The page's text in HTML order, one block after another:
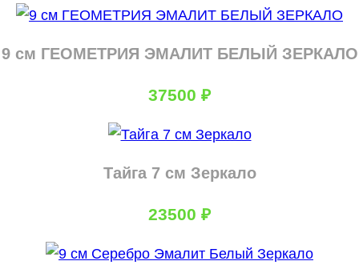
9 см ГЕОМЕТРИЯ ЭМАЛИТ БЕЛЫЙ ЗЕРКАЛО
37500 ₽
Тайга 7 см Зеркало
23500 ₽